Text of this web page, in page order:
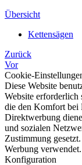
Übersicht
Kettensägen
Zurück
Vor
Cookie-
Diese Website
Website erforderlich
die den Komfort bei
Direktwerbung
und sozialen
Zustimmung
Werbung verwendet.
Konfiguration